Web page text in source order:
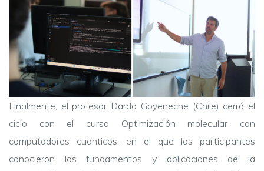
Finalmente, el profesor Dardo Goyeneche (Chile) cerró el
ciclo con el curso Optimización molecular con
computadores cuánticos, en el que los participantes
conocieron los fundamentos y aplicaciones de la